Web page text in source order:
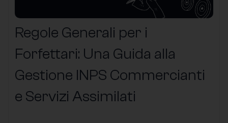
Regole Generali per i
Forfettari: Una Guida alla
Gestione INPS Commercianti
e Servizi Assimilati